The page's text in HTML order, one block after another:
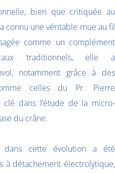
bien que critiquée au
connu une véritable mue au fil
comme un complément
traditionnels, elle a
notamment grâce à des
celles du Pr. Pierre
dans l’étude de la micro-
du crâne.
dans cette évolution a été
à détachement électrolytique,